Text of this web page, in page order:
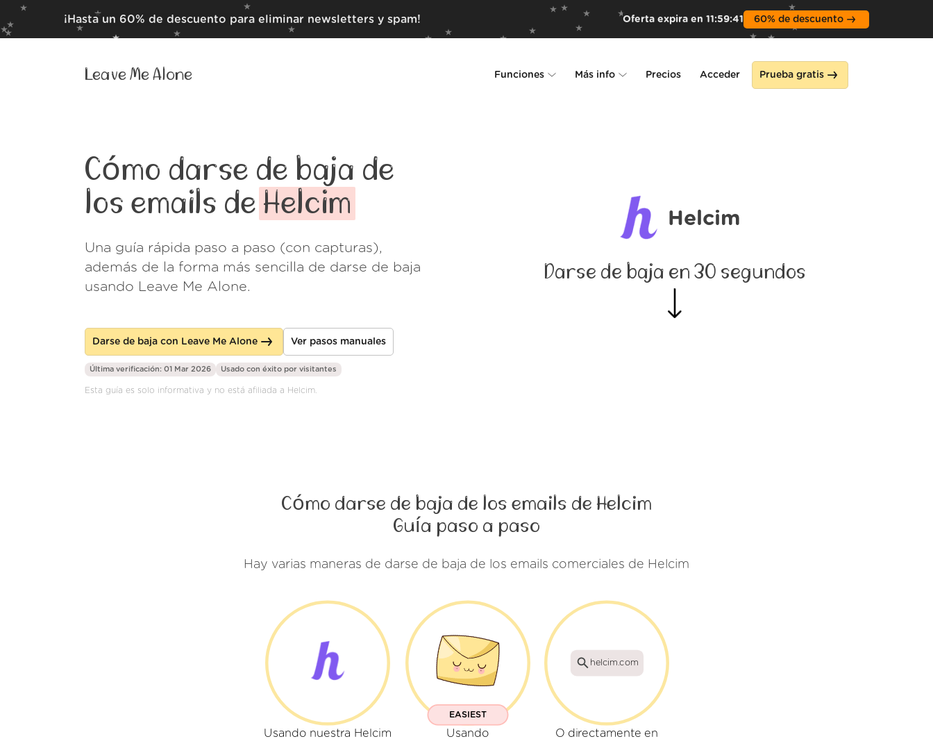
¡Hasta un 60% de descuento para eliminar newsletters y spam! Oferta expira en 11:59:39 60% de descuento
Leave Me Alone Funciones Más info Precios Acceder Prueba gratis
Cómo darse de baja de
los emails de Helcim
Una guía rápida paso a paso (con capturas),
además de la forma más sencilla de darse de baja
usando Leave Me Alone.
Darse de baja con Leave Me Alone Ver pasos manuales
Helcim
Darse de baja en 30 segundos
Última verificación: 01 Mar 2026 Usado con éxito por visitantes
Esta guía es solo informativa y no está afiliada a Helcim.
Cómo darse de baja de los emails de Helcim
Guía paso a paso
Hay varias maneras de darse de baja de los emails comerciales de Helcim
Usando nuestra Helcim
EASIEST
Usando
helcim.com
O directamente en